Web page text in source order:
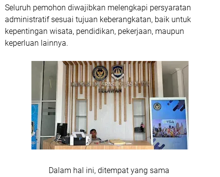
Seluruh pemohon diwajibkan melengkapi persyaratan
administratif sesuai tujuan keberangkatan, baik untuk
kepentingan wisata, pendidikan, pekerjaan, maupun
keperluan lainnya.
Dalam hal ini, ditempat yang sama